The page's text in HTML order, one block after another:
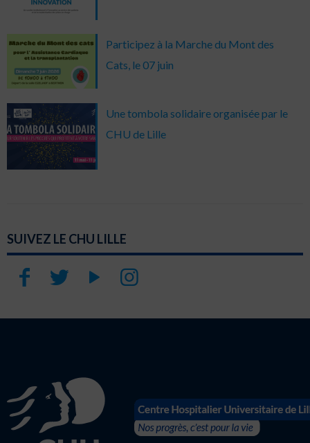
Participez à la Marche du Mont des
Cats, le 07 juin
Une tombola solidaire organisée par le
CHU de Lille
SUIVEZ LE CHU LILLE